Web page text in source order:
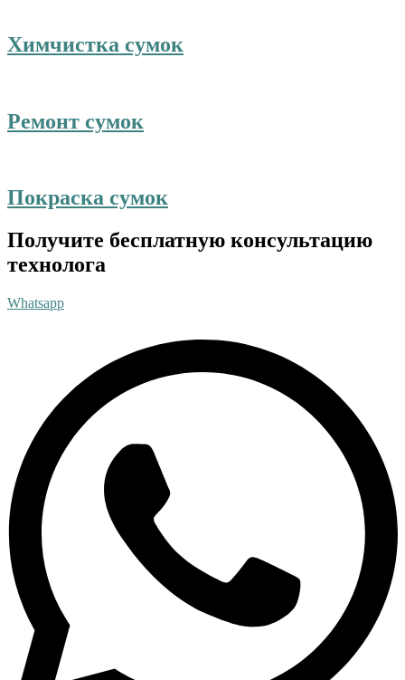
Химчистка сумок
Ремонт сумок
Покраска сумок
Получите бесплатную консультацию
технолога
Whatsapp